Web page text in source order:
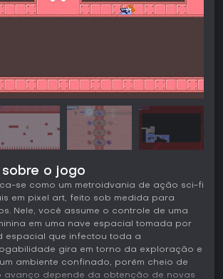
o jogo
se como um metroidvania de ação sci-fi
em pixel art, feito sob medida para
Nele, você assume o controle de uma
em uma nave espacial tomada por
espacial que infectou toda a
gira em torno da exploração e
ambiente confinado, porém cheio de
avanço depende da obtenção de novas